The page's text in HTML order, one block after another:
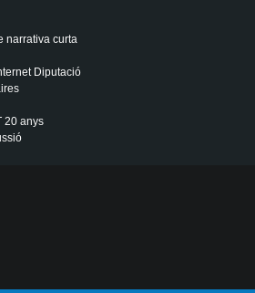
narrativa curta
Diputació
20 anys